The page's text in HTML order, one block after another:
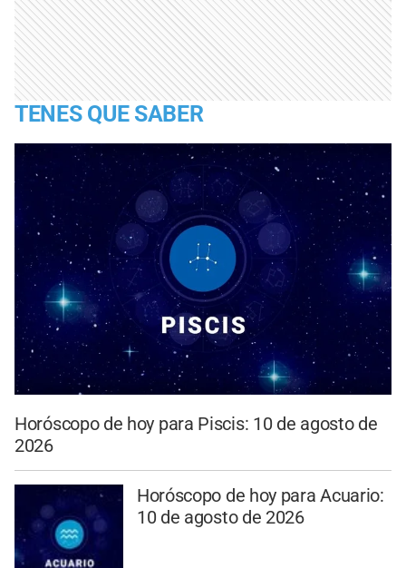
TENES QUE SABER
Horóscopo de hoy para Piscis: 10 de agosto de
2026
Horóscopo de hoy para Acuario:
10 de agosto de 2026